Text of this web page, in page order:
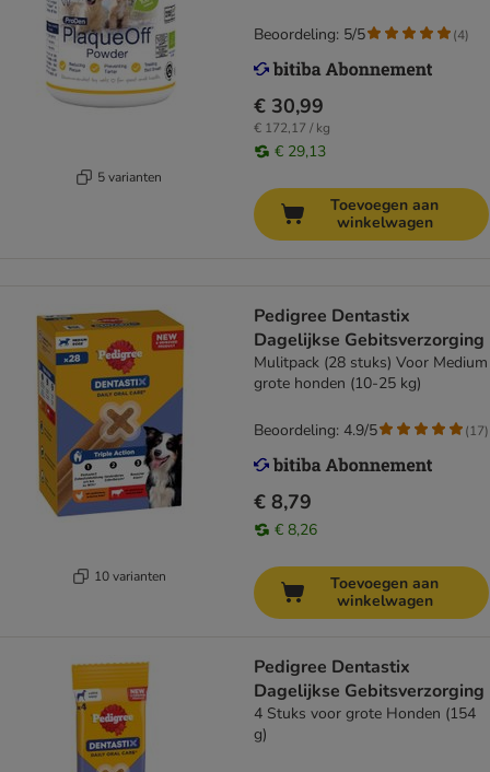
5 varianten
€ 30,99
€ 172,17 / kg
€ 29,13
Beoordeling: 5/5 (4)
Toevoegen aan
winkelwagen
10 varianten
Pedigree Dentastix
Dagelijkse Gebitsverzorging
Mulitpack (28 stuks) Voor Medium
grote honden (10-25 kg)
€ 8,79
€ 8,26
Beoordeling: 4.9/5 (17)
Toevoegen aan
winkelwagen
Pedigree Dentastix
Dagelijkse Gebitsverzorging
4 Stuks voor grote Honden (154
g)